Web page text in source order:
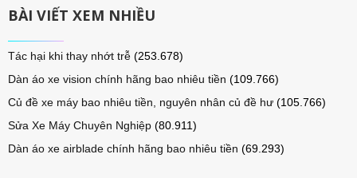
BÀI VIẾT XEM NHIỀU
Tác hại khi thay nhớt trễ (253.678)
Dàn áo xe vision chính hãng bao nhiêu tiền (109.766)
Củ đề xe máy bao nhiêu tiền, nguyên nhân củ đề hư (105.766)
Sửa Xe Máy Chuyên Nghiệp (80.911)
Dàn áo xe airblade chính hãng bao nhiêu tiền (69.293)